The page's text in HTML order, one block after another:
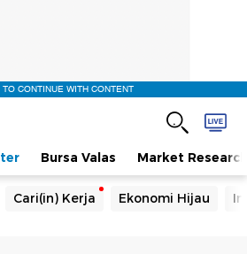
CONTINUE WITH CONTENT
Bursa Valas Market Research
Cari(in) Kerja Ekonomi Hijau